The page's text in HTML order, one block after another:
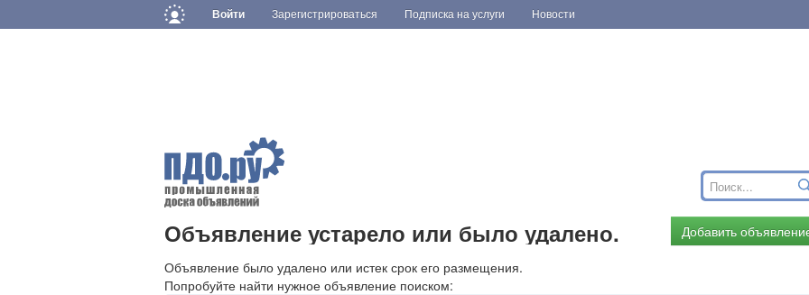
Войти Зарегистрироваться Подписка на услуги Новости
Объявление устарело или было удалено.
Добавить
Объявление было удалено или истек срок его размещения.
Попробуйте найти нужное объявление поиском: